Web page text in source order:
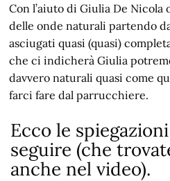
Con l’aiuto di Giulia De Nicola
delle onde naturali partendo
asciugati quasi (quasi)
che ci indicherà Giulia
davvero naturali quasi come
farci fare dal parrucchiere.
Ecco le
seguire (che
anche nel video).